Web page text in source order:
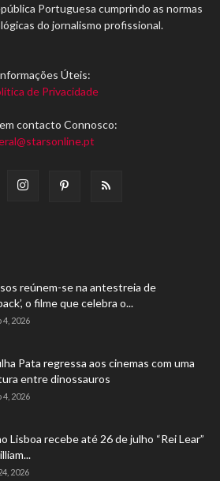
Portuguesa cumprindo as normas
do jornalismo profissional.
Úteis:
de Privacidade
contacto Connosco:
reúnem-se na antestreia de
o filme que celebra o...
4, 2026
Pata regressa aos cinemas com uma
entre dinossauros
4, 2026
Lisboa recebe até 26 de julho “Rei Lear”
2026